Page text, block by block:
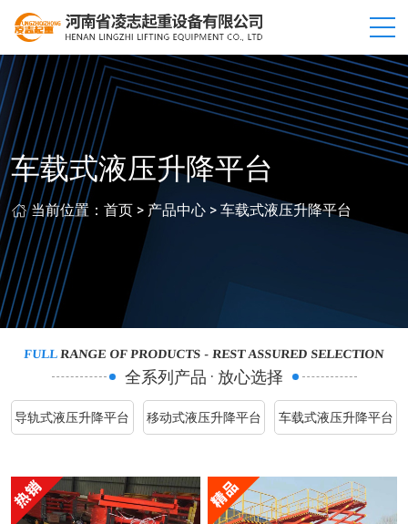
车载式液压升降平台
当前位置： 首页 > 产品中心 > 车载式液压升降平台
FULLRANGE OF PRODUCTS - REST ASSURED SELECTION
全系列产品 · 放心选择
导轨式液压升降平台 移动式液压升降平台 车载式液压升降平台